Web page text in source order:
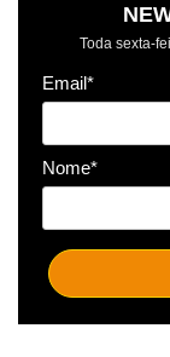
Toda sexta-
Email*
Nome*